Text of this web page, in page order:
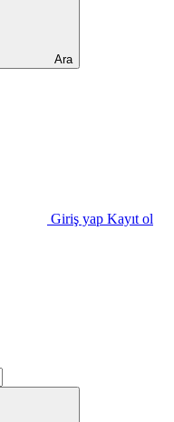
Ara
Giriş yap Kayıt ol